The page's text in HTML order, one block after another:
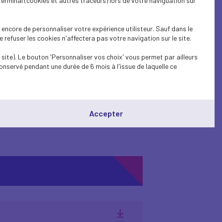
à augmenter en
des prêts et soutenir
Valdis Dombrovskis. Ces
l’allègement de certaines contraintes
confrontées aux retombées
de personnaliser votre expérience utilisteur. Sauf dans le
les cookies n'affectera pas votre navigation sur le site.
Le bouton 'Personnaliser vos choix' vous permet par ailleurs
pendant une durée de 6 mois à l'issue de laquelle ce
Accepter